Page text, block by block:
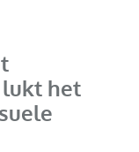
lukt het